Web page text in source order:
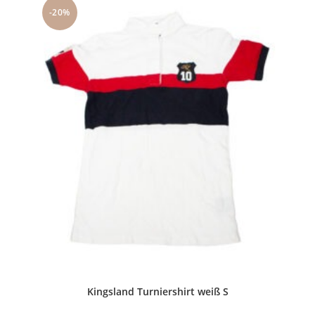
-20%
Kingsland Turniershirt weiß S